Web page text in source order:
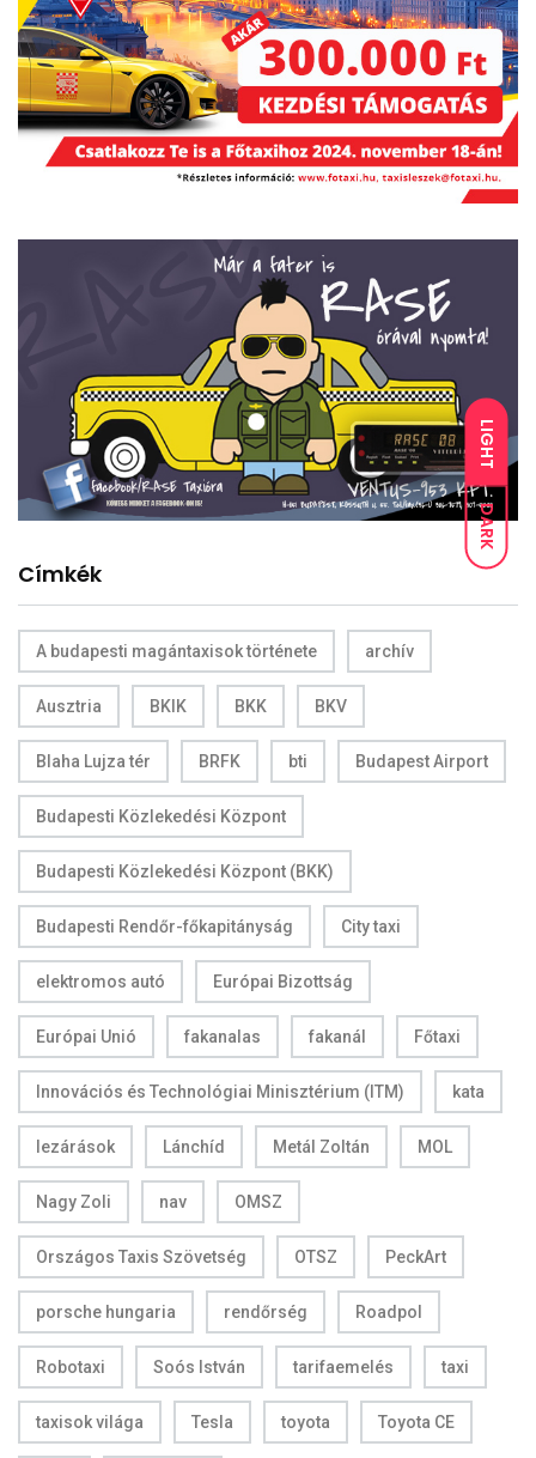
LIGHT
DARK
Címkék
A budapesti magántaxisok története archív
Ausztria BKIK BKK BKV
Blaha Lujza tér BRFK bti Budapest Airport
Budapesti Közlekedési Központ
Budapesti Közlekedési Központ (BKK)
Budapesti Rendőr-főkapitányság City taxi
elektromos autó Európai Bizottság
Európai Unió fakanalas fakanál Főtaxi
Innovációs és Technológiai Minisztérium (ITM) kata
lezárások Lánchíd Metál Zoltán MOL
Nagy Zoli nav OMSZ
Országos Taxis Szövetség OTSZ PeckArt
porsche hungaria rendőrség Roadpol
Robotaxi Soós István tarifaemelés taxi
taxisok világa Tesla toyota Toyota CE